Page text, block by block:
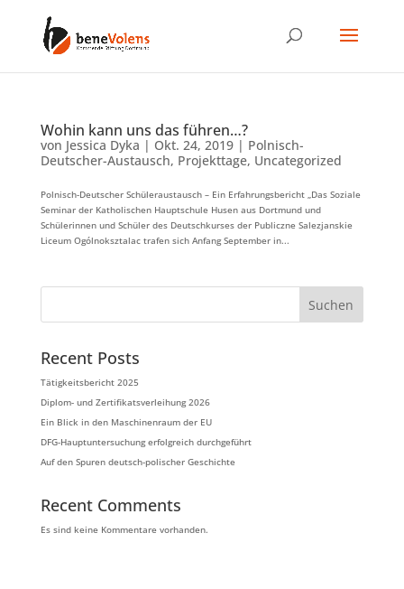
Wohin kann uns das führen…?
von Jessica Dyka | Okt. 24, 2019| Polnisch-
Deutscher-Austausch, Projekttage, Uncategorized
Polnisch-Deutscher Schüleraustausch – Ein Erfahrungsbericht „Das Soziale
Seminar der Katholischen Hauptschule Husen aus Dortmund und
Schülerinnen und Schüler des Deutschkurses der Publiczne Salezjanskie
Liceum Ogólnoksztalac trafen sich Anfang September in...
Suchen
Recent Posts
Tätigkeitsbericht 2025
Diplom- und Zertifikatsverleihung 2026
Ein Blick in den Maschinenraum der EU
DFG-Hauptuntersuchung erfolgreich durchgeführt
Auf den Spuren deutsch-polischer Geschichte
Recent Comments
Es sind keine Kommentare vorhanden.